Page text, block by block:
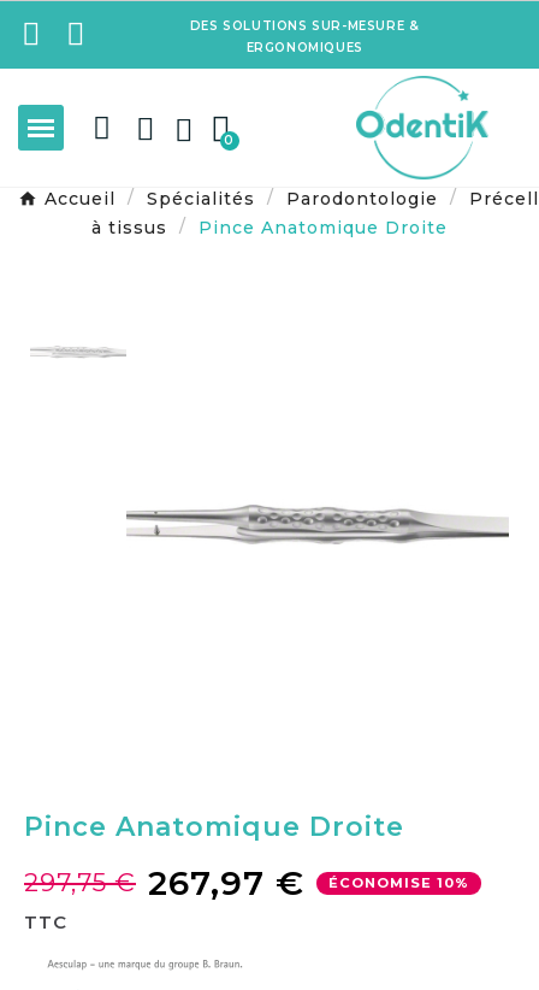
DES SOLUTIONS SUR-MESURE &
ERGONOMIQUES
Accueil Spécialités Parodontologie
à tissus
Pince Anatomique Droite
Pince Anatomique Droite
297,75 € 267,97 € ÉCONOMISE 10%
TTC